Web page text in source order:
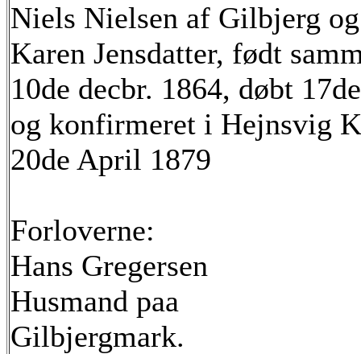
Niels Nielsen af Gilbjerg
Karen Jensdatter, født
10de decbr. 1864, døbt
og konfirmeret i Hejnsvig
20de April 1879
Forloverne:
Hans Gregersen
Husmand paa
Gilbjergmark.